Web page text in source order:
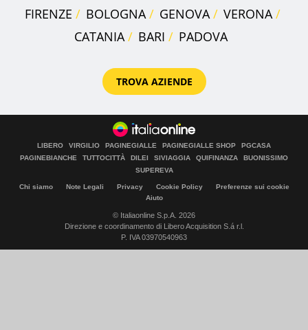
FIRENZE
BOLOGNA GENOVA
VERONA
CATANIA
BARI PADOVA
TROVA AZIENDE
LIBERO VIRGILIO PAGINEGIALLE PAGINEGIALLE SHOP
PGCASA
PAGINEBIANCHE
TUTTOCITTÀ DILEI SIVIAGGIA QUIFINANZA
BUONISSIMO
SUPEREVA
Chi siamo Note Legali Privacy Cookie Policy
Preferenze sui cookie
Aiuto
© Italiaonline S.p.A. 2026
Direzione e coordinamento di Libero Acquisition S.á r.l.
P. IVA 03970540963